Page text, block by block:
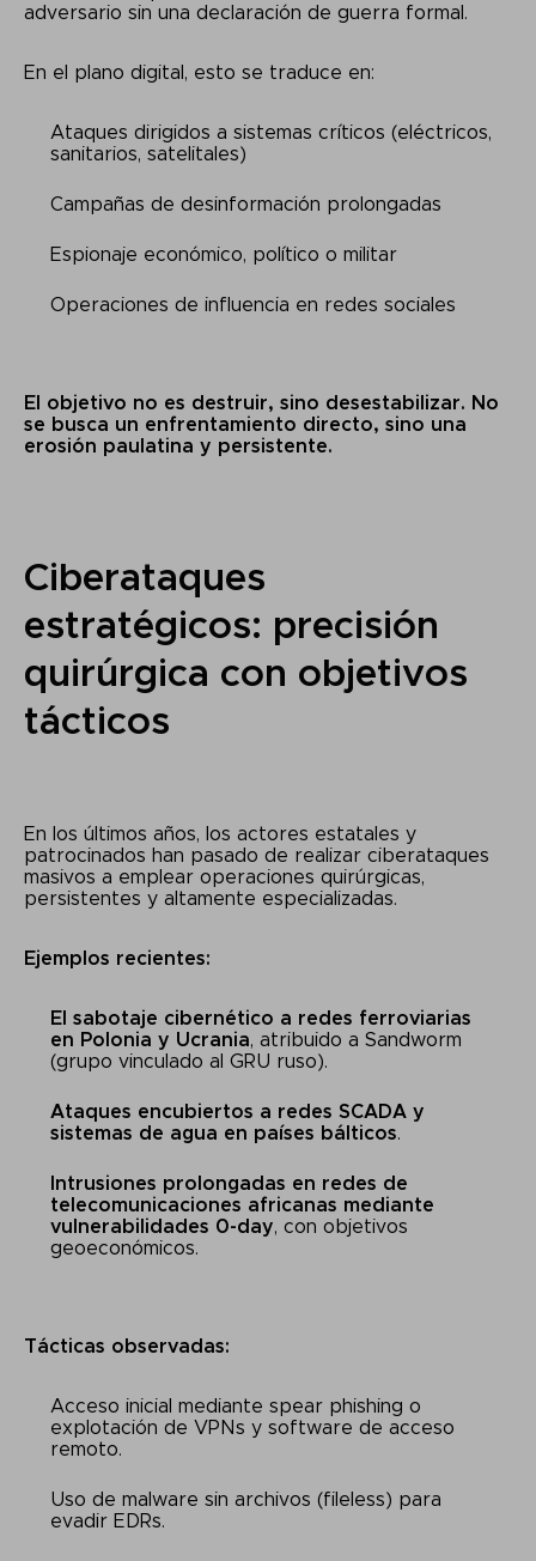
adversario sin una declaración de guerra formal.
En el plano digital, esto se traduce en:
Ataques dirigidos a sistemas críticos (eléctricos,
sanitarios, satelitales)
Campañas de desinformación prolongadas
Espionaje económico, político o militar
Operaciones de influencia en redes sociales
El objetivo no es destruir, sino desestabilizar. No
se busca un enfrentamiento directo, sino una
erosión paulatina y persistente.
Ciberataques
estratégicos: precisión
quirúrgica con objetivos
tácticos
En los últimos años, los actores estatales y
patrocinados han pasado de realizar ciberataques
masivos a emplear operaciones quirúrgicas,
persistentes y altamente especializadas.
Ejemplos recientes:
El sabotaje cibernético a redes ferroviarias
en Polonia y Ucrania, atribuido a Sandworm
(grupo vinculado al GRU ruso).
Ataques encubiertos a redes SCADA y
sistemas de agua en países bálticos.
Intrusiones prolongadas en redes de
telecomunicaciones africanas mediante
vulnerabilidades 0-day, con objetivos
geoeconómicos.
Tácticas observadas:
Acceso inicial mediante spear phishing o
explotación de VPNs y software de acceso
remoto.
Uso de malware sin archivos (fileless) para
evadir EDRs.